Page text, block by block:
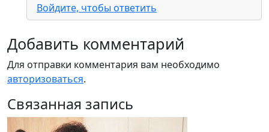
Войдите, чтобы ответить
Добавить комментарий
Для отправки комментария вам необходимо
авторизоваться.
Связанная запись